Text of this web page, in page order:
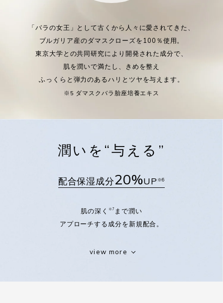
「バラの女王」として古くから人々に愛されてきた、
ブルガリア産のダマスクローズを100％使用。
東京大学との共同研究により開発された成分で、
肌を潤いで満たし、きめを整え
ふっくらと弾力のあるハリとツヤを与えます。
※5 ダマスクバラ胎座培養エキス
潤いを“与える”
配合保湿成分20%UP ※6
肌の深く ※7 まで潤い
アプローチする成分を新規配合。
（ 新配合 ）view more